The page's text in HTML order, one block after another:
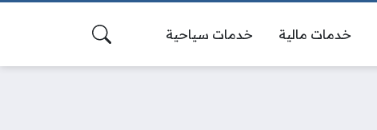
خدمات مالية خدمات سياحية